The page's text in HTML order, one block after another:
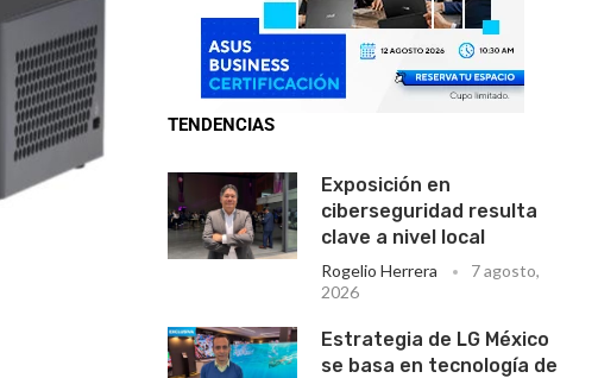
TENDENCIAS
Exposición en
ciberseguridad resulta
clave a nivel local
Rogelio Herrera
7 agosto,
2026
Estrategia de LG México
se basa en tecnología de